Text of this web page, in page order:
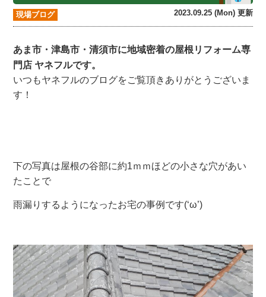
現場ブログ 2023.09.25 (Mon) 更新
あま市・津島市・清須市に地域密着の屋根リフォーム専
門店 ヤネフルです。
いつもヤネフルのブログをご覧頂きありがとうございま
す！
下の写真は屋根の谷部に約1ｍｍほどの小さな穴があい
たことで
雨漏りするようになったお宅の事例です(‘ω’)